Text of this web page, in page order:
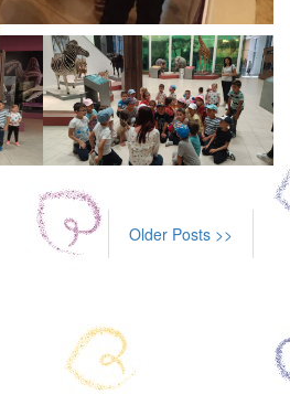
Older Posts >>